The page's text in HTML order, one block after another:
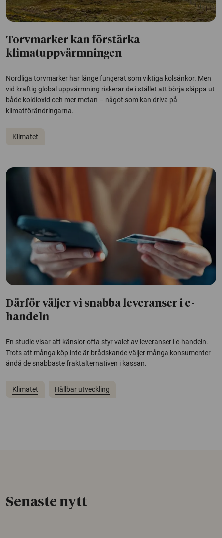
Torvmarker kan förstärka
klimatuppvärmningen
Nordliga torvmarker har länge fungerat som viktiga kolsänkor. Men
vid kraftig global uppvärmning riskerar de i stället att börja släppa ut
både koldioxid och mer metan – något som kan driva på
klimatförändringarna.
Klimatet
Därför väljer vi snabba leveranser i e-
handeln
En studie visar att känslor ofta styr valet av leveranser i e-handeln.
Trots att många köp inte är brådskande väljer många konsumenter
ändå de snabbaste fraktalternativen i kassan.
Klimatet Hållbar utveckling
Senaste nytt